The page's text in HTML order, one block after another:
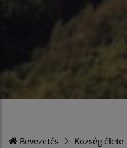
Bevezetés Község élete